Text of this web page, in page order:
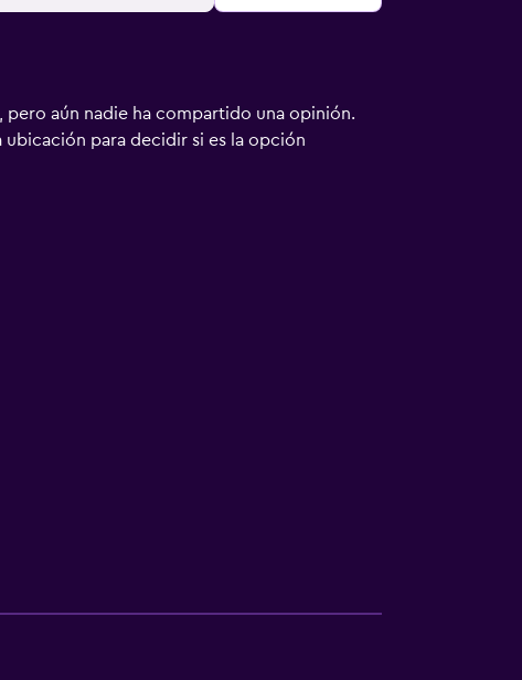
pero aún nadie ha compartido una opinión.
ubicación para decidir si es la opción